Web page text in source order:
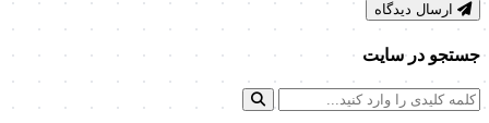
ارسال دیدگاه
جستجو در سایت